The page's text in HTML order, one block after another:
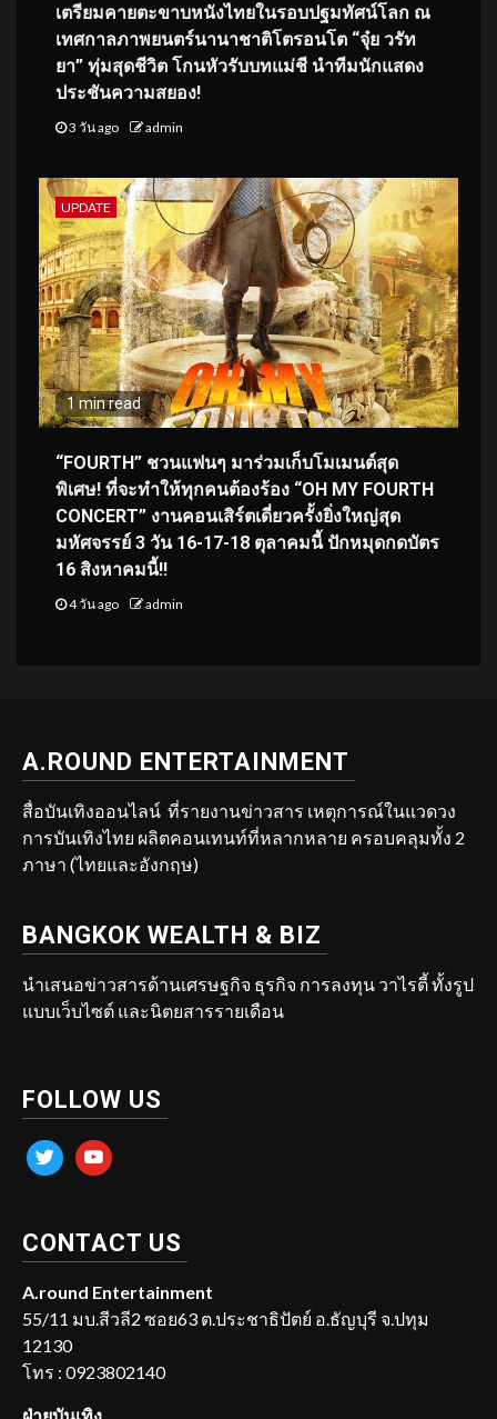
เตรียมคายตะขาบหนังไทยในรอบปฐมทัศน์โลก ณ
เทศกาลภาพยนตร์นานาชาติโตรอนโต “จุ๋ย วรัท
ยา” ทุ่มสุดชีวิต โกนหัวรับบทแม่ชี นำทีมนักแสดง
ประชันความสยอง!
3 วัน ago admin
UPDATE
1 min read
“FOURTH” ชวนแฟนๆ มาร่วมเก็บโมเมนต์สุด
พิเศษ! ที่จะทำให้ทุกคนต้องร้อง “OH MY FOURTH
CONCERT” งานคอนเสิร์ตเดี่ยวครั้งยิ่งใหญ่สุด
มหัศจรรย์ 3 วัน 16-17-18 ตุลาคมนี้ ปักหมุดกดบัตร
16 สิงหาคมนี้!!
4 วัน ago admin
A.ROUND ENTERTAINMENT
สื่อบันเทิงออนไลน์ ที่รายงานข่าวสาร เหตุการณ์ในแวดวง
การบันเทิงไทย ผลิตคอนเทนท์ที่หลากหลาย ครอบคลุมทั้ง 2
ภาษา (ไทยและอังกฤษ)
BANGKOK WEALTH & BIZ
นำเสนอข่าวสารด้านเศรษฐกิจ ธุรกิจ การลงทุน วาไรตี้ ทั้งรูป
แบบเว็บไซต์ และนิตยสารรายเดือน
FOLLOW US
twitter youtube
CONTACT US
A.round Entertainment
55/11 มบ.สีวลี2 ซอย63 ต.ประชาธิปัตย์ อ.ธัญบุรี จ.ปทุม
12130
โทร : 0923802140